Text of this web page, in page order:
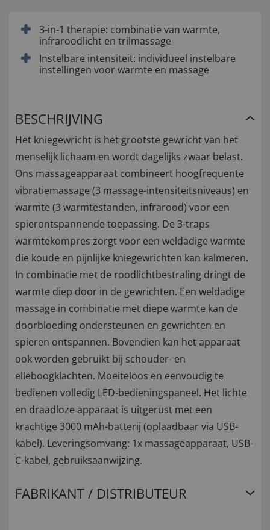
3-in-1 therapie: combinatie van warmte,
infraroodlicht en trilmassage
Instelbare intensiteit: individueel instelbare
instellingen voor warmte en massage
BESCHRIJVING
Het kniegewricht is het grootste gewricht van het
menselijk lichaam en wordt dagelijks zwaar belast.
Ons massageapparaat combineert hoogfrequente
vibratiemassage (3 massage-intensiteitsniveaus) en
warmte (3 warmtestanden, infrarood) voor een
spierontspannende toepassing. De 3-traps
warmtekompres zorgt voor een weldadige warmte
die koude en pijnlijke kniegewrichten kan kalmeren.
In combinatie met de roodlichtbestraling dringt de
warmte diep door in de gewrichten. Een weldadige
massage in combinatie met diepe warmte kan de
doorbloeding ondersteunen en gewrichten en
spieren ontspannen. Bovendien kan het apparaat
ook worden gebruikt bij schouder- en
elleboogklachten. Moeiteloos en eenvoudig te
bedienen volledig LED-bedieningspaneel. Het lichte
en draadloze apparaat is uitgerust met een
krachtige 3000 mAh-batterij (oplaadbaar via USB-
kabel). Leveringsomvang: 1x massageapparaat, USB-
C-kabel, gebruiksaanwijzing.
FABRIKANT / DISTRIBUTEUR